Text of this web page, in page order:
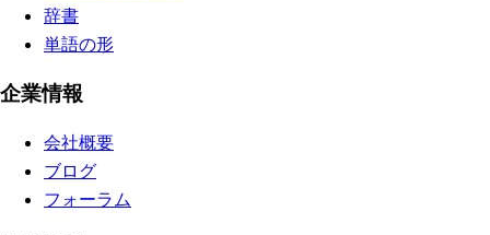
辞書
単語の形
企業情報
会社概要
ブログ
フォーラム